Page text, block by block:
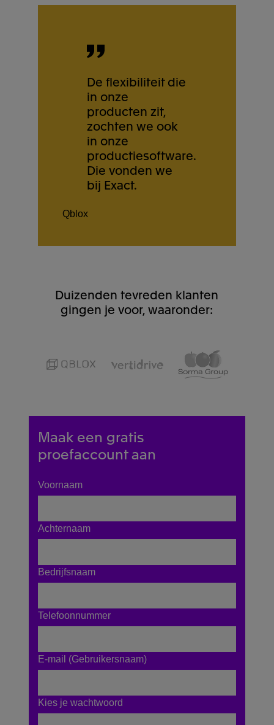
De flexibiliteit die
in onze
producten zit,
zochten we ook
in onze
productiesoftware.
Die vonden we
bij Exact.
Qblox
Duizenden tevreden klanten
gingen je voor, waaronder:
Maak een gratis
proefaccount aan
Voornaam
Achternaam
Bedrijfsnaam
Telefoonnummer
E-mail (Gebruikersnaam)
Kies je wachtwoord